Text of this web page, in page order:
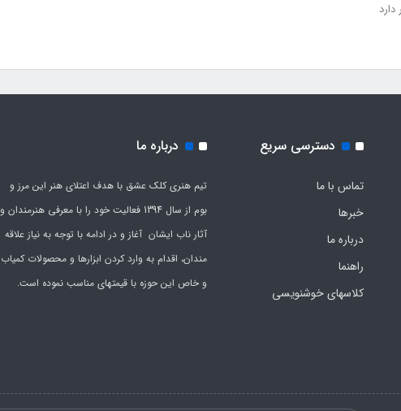
دسترسی سریع
تماس با ما
خبرها
درباره ما
راهنما
کلاسهای خوشنویسی
درباره ما
تیم هنری کلک عشق با هدف اعتلای هنر این مرز و
بوم از سال 1394 فعالیت خود را با معرفی هنرمندان و
آثار ناب ایشان آغاز و در ادامه با توجه به نیاز علاقه
مندان، اقدام به وارد کردن ابزارها و محصولات کمیاب
و خاص این حوزه با قیمتهای مناسب نموده است.